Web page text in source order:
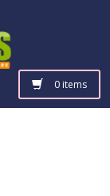
0 items